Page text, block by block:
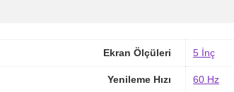
Ekran Ölçüleri 5 İnç
Yenileme Hızı 60 Hz